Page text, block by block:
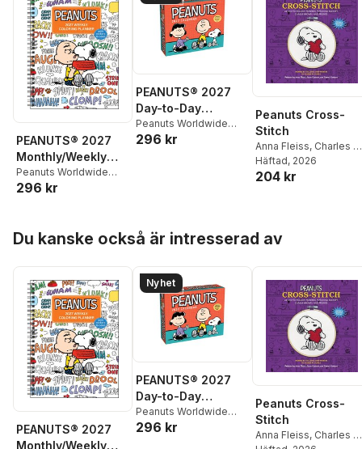
PEANUTS® 2027
Monthly/Weekly
Coloring Calendar
with Stickers to
Peanuts Worldwide
LLC,Charles M. Schulz
296 kr
PEANUTS® 2027
Day-to-Day
Calendar
Peanuts Worldwide
LLC,Charles M. Schulz
296 kr
Peanuts Cross-
Stitch
Anna Fleiss, Charles M
Schulz, Dennis
Caetano
Häftad, 2026
204 kr
Du kanske också är intresserad av
PEANUTS® 2027
Monthly/Weekly
Nyhet
PEANUTS® 2027
Day-to-Day
Calendar
Peanuts Worldwide
LLC,Charles M. Schulz
296 kr
Peanuts Cross-
Stitch
Anna Fleiss, Charles M